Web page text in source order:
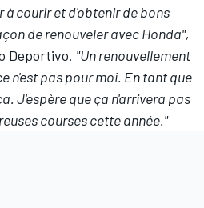
courir et d'obtenir de bons
de renouveler avec Honda",
Deportivo. "Un renouvellement
n'est pas pour moi. En tant que
J'espère que ça n'arrivera pas
courses cette année."